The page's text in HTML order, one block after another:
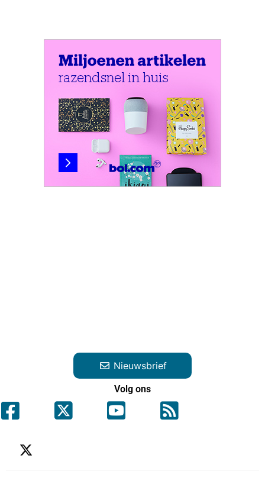
Nieuwsbrief
Volg ons